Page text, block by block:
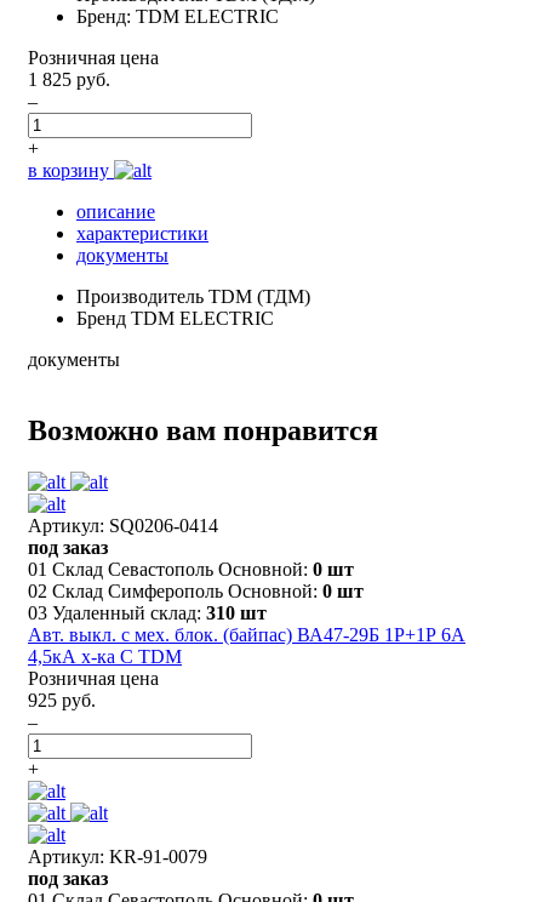
Бренд: TDM ELECTRIC
Розничная цена
1 825 руб.
–
+
в корзину
описание
характеристики
документы
Производитель TDM (ТДМ)
Бренд TDM ELECTRIC
документы
Возможно вам понравится
Артикул: SQ0206-0414
под заказ
01 Склад Севастополь Основной: 0 шт
02 Склад Симферополь Основной: 0 шт
03 Удаленный склад: 310 шт
Авт. выкл. с мех. блок. (байпас) ВА47-29Б 1Р+1Р 6А
4,5кА х-ка C TDM
Розничная цена
925 руб.
–
+
Артикул: KR-91-0079
под заказ